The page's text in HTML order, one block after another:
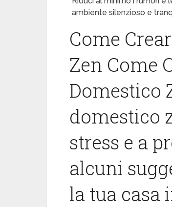
ambiente silenzioso e
Come
Zen Come
Domestico
domestico
stress e a
alcuni
la tua casa